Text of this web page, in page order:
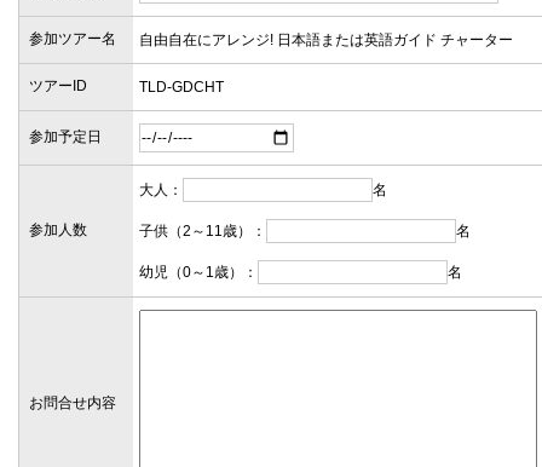
参加ツアー名
ツアーID
参加予定日
参加人数
大人： 名
子供（2～11歳）： 名
幼児（0～1歳）： 名
お問合せ内容